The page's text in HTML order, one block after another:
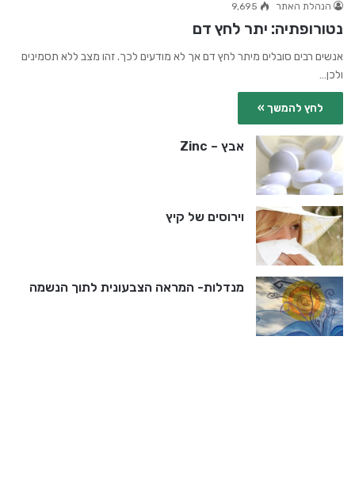
הנהלת האתר 9,695
נטורופתיה: יתר לחץ דם
אנשים רבים סובלים מיתר לחץ דם אך לא מודעים לכך. זהו מצב ללא תסמינים
ולכן…
לחץ להמשך »
אבץ – Zinc
וירוסים של קיץ
מנדלות- המראה הצבעונית לתוך הנשמה